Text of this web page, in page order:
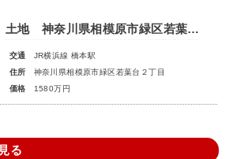
土地 神奈川県相模原市緑区若葉台２丁目
交通
JR横浜線 橋本駅
住所
神奈川県相模原市緑区若葉台２丁目
価格
1580万円
る